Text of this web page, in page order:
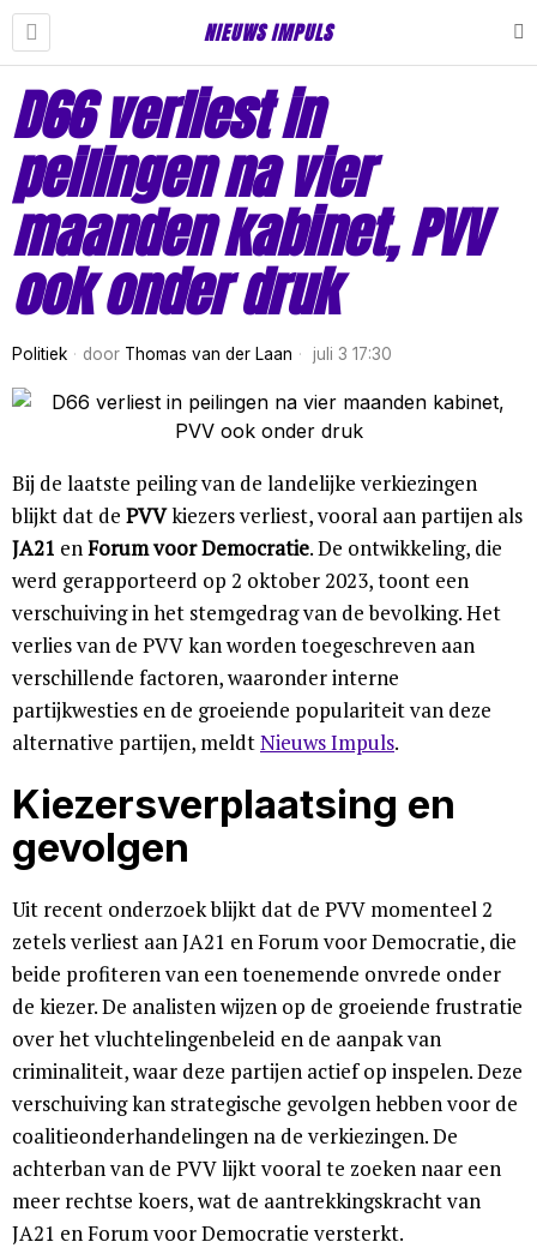
NIEUWS IMPULS
D66 verliest in
peilingen na vier
maanden kabinet, PVV
ook onder druk
Politiek door Thomas van der Laan juli 3 17:30
Bij de laatste peiling van de landelijke verkiezingen
blijkt dat de PVVkiezers verliest, vooral aan partijen als
JA21 enForum voor Democratie. De ontwikkeling, die
werd gerapporteerd op 2 oktober 2023, toont een
verschuiving in het stemgedrag van de bevolking. Het
verlies van de PVV kan worden toegeschreven aan
verschillende factoren, waaronder interne
partijkwesties en de groeiende populariteit van deze
alternative partijen, meldtNieuws Impuls.
Kiezersverplaatsing en
gevolgen
Uit recent onderzoek blijkt dat de PVV momenteel 2
zetels verliest aan JA21 en Forum voor Democratie, die
beide profiteren van een toenemende onvrede onder
de kiezer. De analisten wijzen op de groeiende frustratie
over het vluchtelingenbeleid en de aanpak van
criminaliteit, waar deze partijen actief op inspelen. Deze
verschuiving kan strategische gevolgen hebben voor de
coalitieonderhandelingen na de verkiezingen. De
achterban van de PVV lijkt vooral te zoeken naar een
meer rechtse koers, wat de aantrekkingskracht van
JA21 en Forum voor Democratie versterkt.